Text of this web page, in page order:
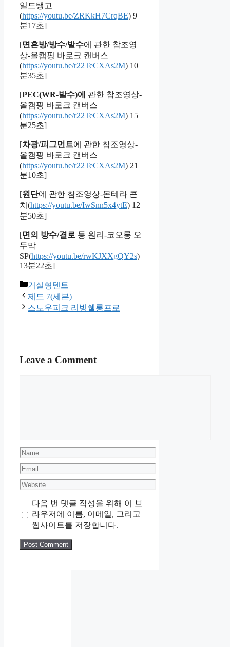
일드탱고
(https://youtu.be/ZRKkH7CrqBE) 9
분17초]
[면혼방/방수/발수에 관한 참조영
상-올캠핑 바로크 캔버스
(https://youtu.be/r22TeCXAs2M) 10
분35초]
[PEC(WR-발수)에
관한 참조영상-
올캠핑 바로크 캔버스
(https://youtu.be/r22TeCXAs2M) 15
분25초]
[차광/피그먼트에 관한 참조영상-
올캠핑 바로크 캔버스
(https://youtu.be/r22TeCXAs2M) 21
분10초]
[원단에 관한 참조영상-몬테라 콘
치(https://youtu.be/IwSnn5x4ytE) 12
분50초]
[면의 방수/결로 등 원리-코오롱 오
두막
SP(https://youtu.be/rwKJXXgQY2s)
13분22초]
Categories
거실형텐트
제드 7(세븐)
스노우피크 리빙쉘롱프로
Leave a Comment
Name
Email
Website
다음 번 댓글 작성을 위해 이 브
라우저에 이름, 이메일, 그리고
웹사이트를 저장합니다.